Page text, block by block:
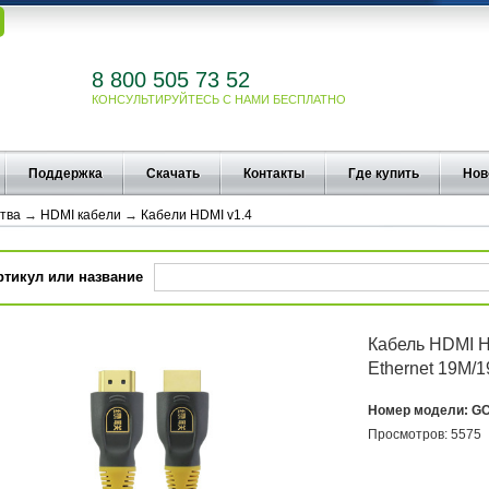
8 800 505 73 52
КОНСУЛЬТИРУЙТЕСЬ С НАМИ БЕСПЛАТНО
Поддержка Скачать Контакты Где купить
→ HDMI кабели → Кабели HDMI v1.4
или название
Кабель HDMI
Ethernet 19M/
Номер модели:
Просмотров: 5575